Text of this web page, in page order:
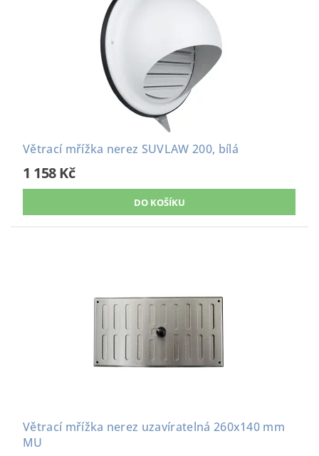
Větrací mřížka nerez SUVLAW 200, bílá
1 158 Kč
Větrací mřížka nerez uzavíratelná 260x140 mm
MU